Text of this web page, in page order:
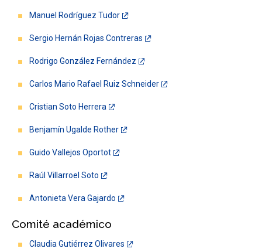
Manuel Rodríguez Tudor
Sergio Hernán Rojas Contreras
Rodrigo González Fernández
Carlos Mario Rafael Ruiz Schneider
Cristian Soto Herrera
Benjamín Ugalde Rother
Guido Vallejos Oportot
Raúl Villarroel Soto
Antonieta Vera Gajardo
Comité académico
Claudia Gutiérrez Olivares